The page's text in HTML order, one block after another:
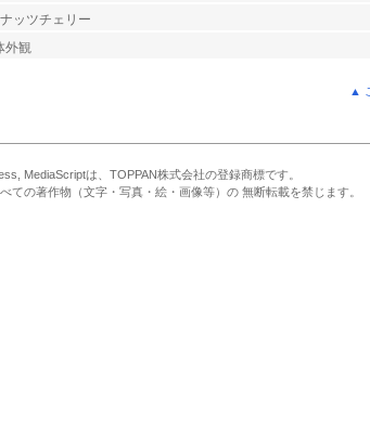
ッツチェリー
外観
▲
MediaScriptは、TOPPAN株式会社の登録商標です。
ての著作物（文字・写真・絵・画像等）の 無断転載を禁じます。